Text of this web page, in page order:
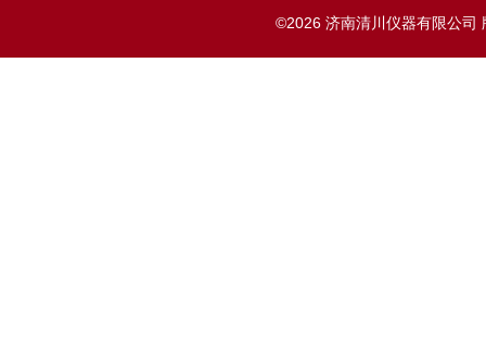
©2026 济南清川仪器有限公